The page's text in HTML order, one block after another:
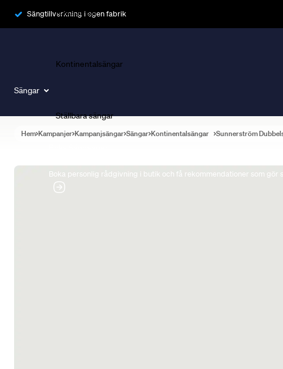
Sängtillverkning i egen fabrik
Sängar
Ramsängar
Kontinentalsängar
Ställbara sängar
Boka personlig rådgivning i butik och få rekommendationer som gör
Hem Kampanjer Kampanjsängar Sängar Kontinentalsängar Sunnerström